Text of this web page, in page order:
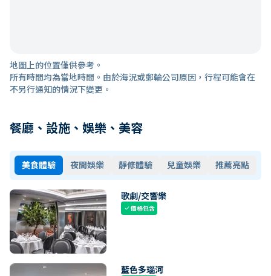
地圖上的位置僅供參考。
所有時間均為當地時間。由於海況或郵輪公司原因，行程可能會在
不另行通知的情況下變更。
餐廳、設施、娛樂、美容
美食體驗 夜間娛樂 靜修體驗 兒童娛樂 推薦亮點
歌劇/交響樂
check價格包含
藍色多瑙河